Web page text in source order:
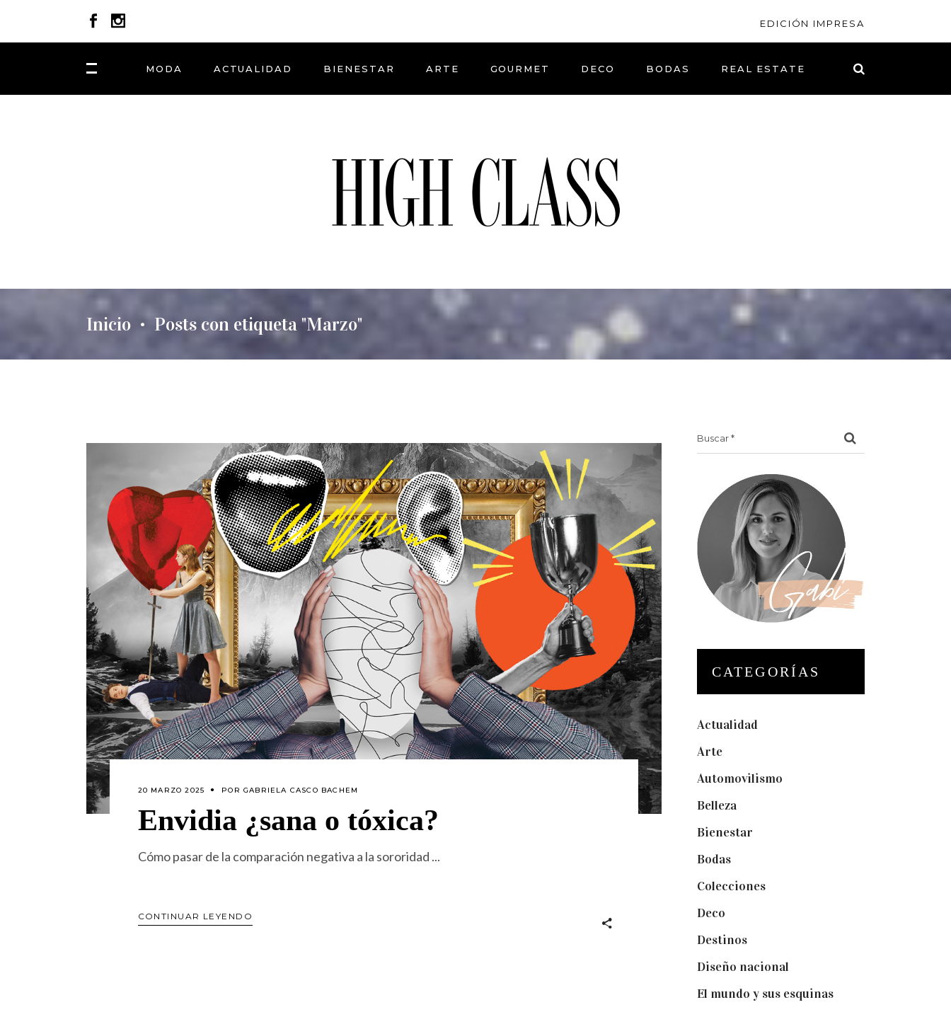
EDICIÓN IMPRESA
MODA ACTUALIDAD BIENESTAR ARTE GOURMET DECO BODAS REAL ESTATE
Inicio • Posts con etiqueta "Marzo"
20 MARZO 2025 POR GABRIELA CASCO BACHEM
Envidia ¿sana o tóxica?
Cómo pasar de la comparación negativa a la sororidad
CONTINUAR LEYENDO
CATEGORÍAS
Actualidad
Arte(74)
Automovilismo
Belleza(32)
Bienestar
Bodas(73)
Colecciones(22)
Deco
Destinos(6)
Diseño nacional
El mundo y sus esquinas(25)